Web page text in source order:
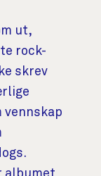
ut,
rock-
skrev
vennskap